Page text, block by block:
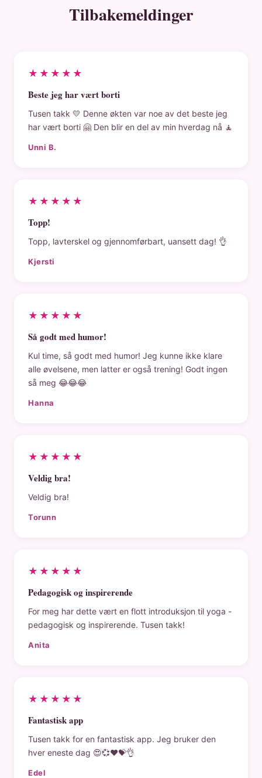
Tilbakemeldinger
★★★★★
Beste jeg har vært borti
Tusen takk 💛 Denne økten var noe av det beste jeg
har vært borti 🤗 Den blir en del av min hverdag nå 🧘
Unni B.
★★★★★
Topp!
Topp, lavterskel og gjennomførbart, uansett dag! 👌
Kjersti
★★★★★
Så godt med humor!
Kul time, så godt med humor! Jeg kunne ikke klare
alle øvelsene, men latter er også trening! Godt ingen
så meg 😂😂😂
Hanna
★★★★★
Veldig bra!
Veldig bra!
Torunn
★★★★★
Pedagogisk og inspirerende
For meg har dette vært en flott introduksjon til yoga -
pedagogisk og inspirerende. Tusen takk!
Anita
★★★★★
Fantastisk app
Tusen takk for en fantastisk app. Jeg bruker den
hver eneste dag 😍💞❤️💝👌
Edel